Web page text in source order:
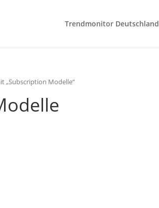
Trendmonitor Deutschland
„Subscription Modelle“